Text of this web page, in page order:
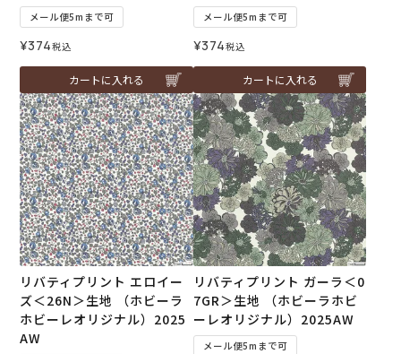
メール便5mまで可
¥374税込
カートに入れる
メール便5mまで可
¥374税込
カートに入れる
リバティプリント エロイー
ズ＜26N＞生地 （ホビーラ
ホビーレオリジナル）2025
AW
リバティプリント ガーラ＜0
7GR＞生地 （ホビーラホビ
ーレオリジナル）2025AW
メール便5mまで可